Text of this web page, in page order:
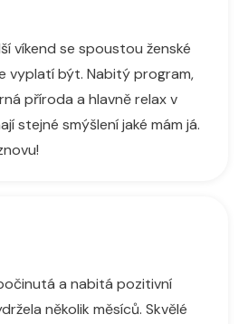
víkend se spoustou ženské
vyplatí být. Nabitý program,
příroda a hlavně relax v
stejné smýšlení jaké mám já.
a nabitá pozitivní
několik měsíců. Skvělé